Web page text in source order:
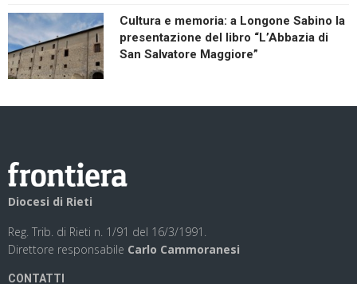
Cultura e memoria: a Longone Sabino la
presentazione del libro “L’Abbazia di
San Salvatore Maggiore”
Diocesi di Rieti
Reg. Trib. di Rieti n. 1/91 del 16/3/1991.
Direttore responsabile Carlo Cammoranesi
CONTATTI